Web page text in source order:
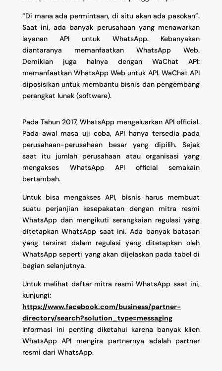
“Di mana ada permintaan, di situ akan ada pasokan”.
Saat ini, ada banyak perusahaan yang menawarkan
layanan API untuk WhatsApp. Kebanyakan
diantaranya memanfaatkan WhatsApp Web.
Demikian juga halnya dengan WaChat API:
memanfaatkan WhatsApp Web untuk API. WaChat API
diposisikan untuk membantu bisnis dan pengembang
perangkat lunak (software).
Pada Tahun 2017, WhatsApp mengeluarkan API official.
Pada awal masa uji coba, API hanya tersedia pada
perusahaan-perusahaan besar yang dipilih. Sejak
saat itu jumlah perusahaan atau organisasi yang
mengakses WhatsApp API official semakain
bertambah.
Untuk bisa mengakses API, bisnis harus membuat
suatu perjanjian kesepakatan dengan mitra resmi
WhatsApp dan mengikuti serangkaian regulasi yang
ditetapkan WhatsApp saat ini. Ada banyak batasan
yang tersirat dalam regulasi yang ditetapkan oleh
WhatsApp seperti yang akan dijelaskan pada tabel di
bagian selanjutnya.
Untuk melihat daftar mitra resmi WhatsApp saat ini,
kunjungi:
https://www.facebook.com/business/partner-
directory/search?solution_type=messaging
Informasi ini penting diketahui karena banyak klien
WhatsApp API mengira partnernya adalah partner
resmi dari WhatsApp.